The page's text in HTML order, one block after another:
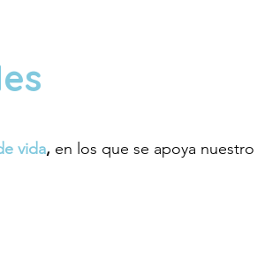
vida, en los que se apoya nuestro